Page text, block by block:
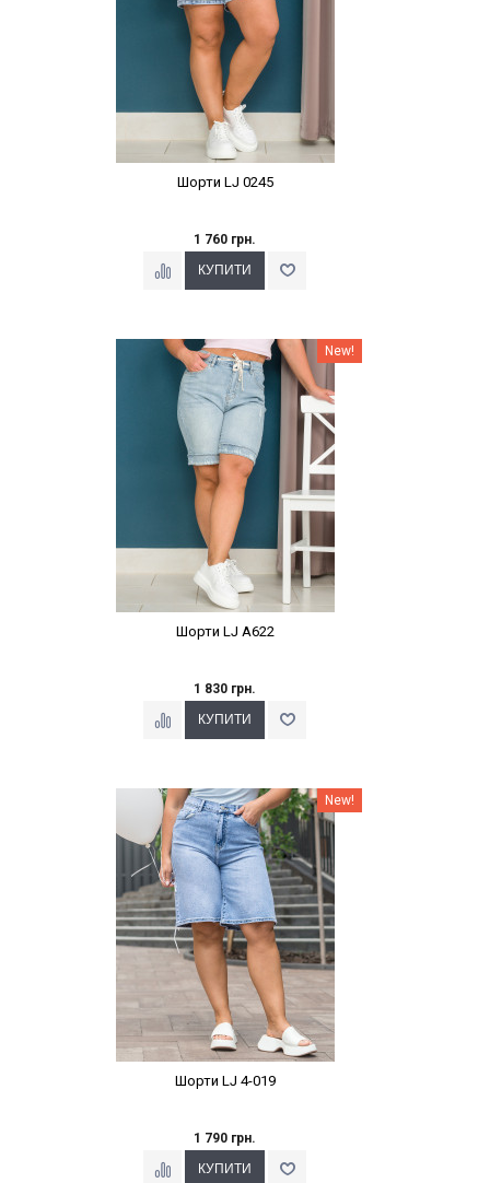
Шорти LJ 0245
1 760 грн.
Наклейки Варіант з % New!
Шорти LJ A622
1 830 грн.
Наклейки Варіант з % New!
Шорти LJ 4-019
1 790 грн.